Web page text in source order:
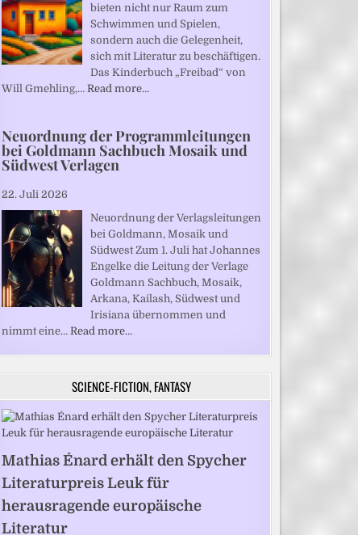
bieten nicht nur Raum zum
Schwimmen und Spielen,
sondern auch die Gelegenheit,
sich mit Literatur zu beschäftigen.
Das Kinderbuch „Freibad“ von
Will Gmehling,… Read more…
Neuordnung der Programmleitungen
bei Goldmann Sachbuch Mosaik und
Südwest Verlagen
22. Juli 2026
Neuordnung der Verlagsleitungen
bei Goldmann, Mosaik und
Südwest Zum 1. Juli hat Johannes
Engelke die Leitung der Verlage
Goldmann Sachbuch, Mosaik,
Arkana, Kailash, Südwest und
Irisiana übernommen und
nimmt eine… Read more…
SCIENCE-FICTION, FANTASY
Mathias Énard erhält den Spycher
Literaturpreis Leuk für
herausragende europäische
Literatur